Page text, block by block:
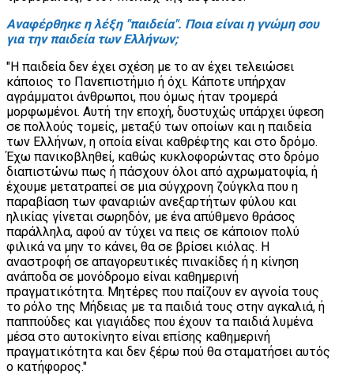
Αναφέρθηκε η λέξη "παιδεία". Ποια είναι η γνώμη σου
για την παιδεία των Ελλήνων;
"Η παιδεία δεν έχει σχέση με το αν έχει τελειώσει
κάποιος το Πανεπιστήμιο ή όχι. Κάποτε υπήρχαν
αγράμματοι άνθρωποι, που όμως ήταν τρομερά
μορφωμένοι. Αυτή την εποχή, δυστυχώς υπάρχει ύφεση
σε πολλούς τομείς, μεταξύ των οποίων και η παιδεία
των Ελλήνων, η οποία είναι καθρέφτης και στο δρόμο.
Έχω πανικοβληθεί, καθώς κυκλοφορώντας στο δρόμο
διαπιστώνω πως ή πάσχουν όλοι από αχρωματοψία, ή
έχουμε μετατραπεί σε μια σύγχρονη ζούγκλα που η
παραβίαση των φαναριών ανεξαρτήτων φύλου και
ηλικίας γίνεται σωρηδόν, με ένα απύθμενο θράσος
παράλληλα, αφού αν τύχει να πεις σε κάποιον πολύ
φιλικά να μην το κάνει, θα σε βρίσει κιόλας. Η
αναστροφή σε απαγορευτικές πινακίδες ή η κίνηση
ανάποδα σε μονόδρομο είναι καθημερινή
πραγματικότητα. Μητέρες που παίζουν εν αγνοία τους
το ρόλο της Μήδειας με τα παιδιά τους στην αγκαλιά, ή
παππούδες και γιαγιάδες που έχουν τα παιδιά λυμένα
μέσα στο αυτοκίνητο είναι επίσης καθημερινή
πραγματικότητα και δεν ξέρω πού θα σταματήσει αυτός
ο κατήφορος."